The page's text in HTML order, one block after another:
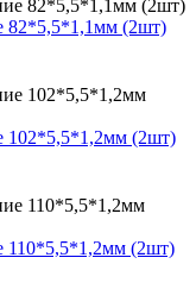
82*5,5*1,1мм (2шт)
102*5,5*1,2мм (2шт)
110*5,5*1,2мм (2шт)